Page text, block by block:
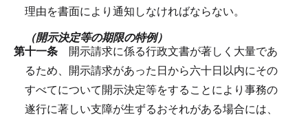
理由を書面により通知しなければならない。
（開示決定等の期限の特例）
第十一条 開示請求に係る行政文書が著しく大量であ
るため、開示請求があった日から六十日以内にその
すべてについて開示決定等をすることにより事務の
遂行に著しい支障が生ずるおそれがある場合には、